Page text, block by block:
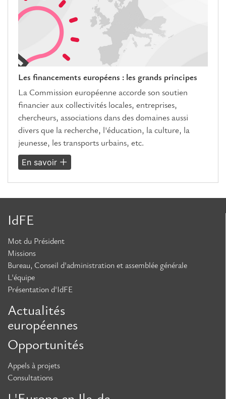
Les financements européens : les grands principes
La Commission européenne accorde son soutien
financier aux collectivités locales, entreprises,
chercheurs, associations dans des domaines aussi
divers que la recherche, l'éducation, la culture, la
jeunesse, les transports urbains, etc.
En savoir
IdFE
Mot du Président
Missions
Bureau, Conseil d'administration et assemblée générale
L'équipe
Présentation d'IdFE
Actualités
européennes
Opportunités
Appels à projets
Consultations